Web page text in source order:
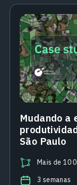
Mudando a
São Paulo
Mais de 10
3 semanas